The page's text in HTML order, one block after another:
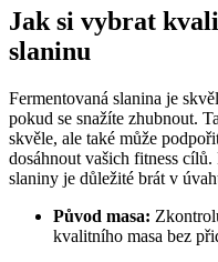
Jak si vybrat
slaninu
Fermentovaná slanina je
pokud se snažíte zhubnout.
skvěle, ale také může
dosáhnout vašich fitness
slaniny je důležité brát v
Původ masa:
kvalitního masa bez